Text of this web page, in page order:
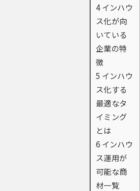
4インハウ
ス化が向
いている
企業の特
徴
5 インハウ
ス化する
最適なタ
イミング
とは
6 インハウ
ス運用が
可能な商
材一覧